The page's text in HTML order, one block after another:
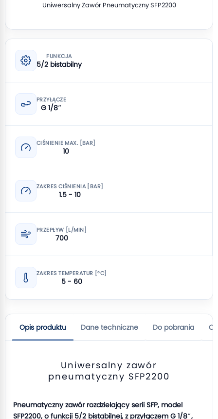
Uniwersalny Zawór Pneumatyczny SFP2200
FUNKCJA
5/2 bistabilny
PRZYŁĄCZE
G 1/8″
CIŚNIENIE MAX. [BAR]
10
ZAKRES CIŚNIENIA [BAR]
1.5 - 10
PRZEPŁYW [L/MIN]
700
ZAKRES TEMPERATUR [°C]
5 - 60
Opis produktu Dane techniczne Do pobrania
Uniwersalny zawór
pneumatyczny SFP2200
Pneumatyczny zawór rozdzielający serii SFP, model
SFP2200, o funkcji 5/2 bistabilnej, z przyłączem G 1/8″,